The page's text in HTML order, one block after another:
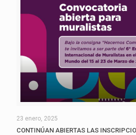
23 enero, 2025
CONTINÚAN ABIERTAS LAS